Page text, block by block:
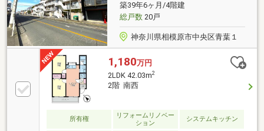
築39年6ヶ月/4階建
総戸数20戸
神奈川県相模原市中央区青葉１
1,180万円
2LDK 42.03m2
2階 南西
所有権
リフォームリノベー
ション
システムキッチン